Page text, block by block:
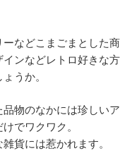
などこまごまとした
インなどレトロ好きな
うか。
物のなかには珍しい
でワクワク。
貨には惹かれます。